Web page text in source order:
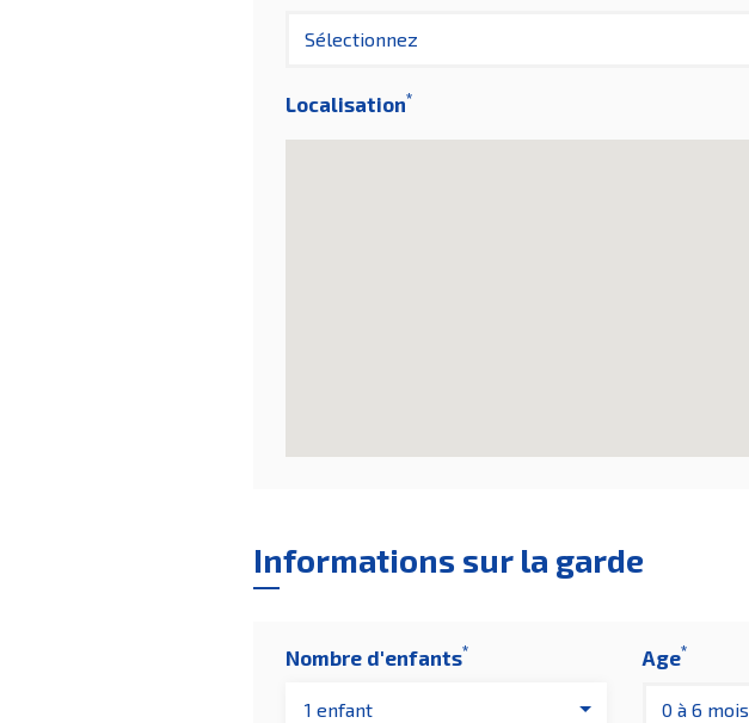
Sélectionnez
Localisation*
Informations sur la garde
Nombre d'enfants*
1 enfant
Age*
0 à 6 mois